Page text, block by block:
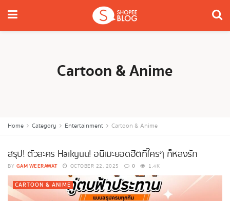
Cartoon & Anime
Home Category Entertainment Cartoon & Anime
สรุป! ตัวละคร Haikyuu! อนิเมะยอดฮิตที่ใครๆ ก็หลงรัก
BY GAM WEERAWAT OCTOBER 22, 2025 0 1.4K
CARTOON & ANIME